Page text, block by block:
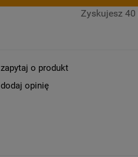
Zyskujesz 40
zapytaj o produkt
dodaj opinię